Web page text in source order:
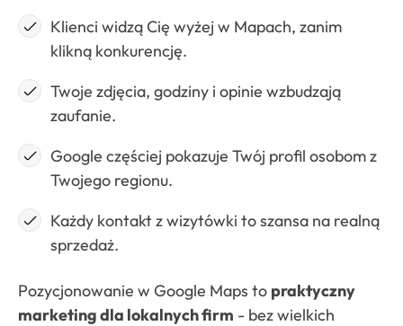
Klienci widzą Cię wyżej w Mapach, zanim
klikną konkurencję.
Twoje zdjęcia, godziny i opinie wzbudzają
zaufanie.
Google częściej pokazuje Twój profil osobom z
Twojego regionu.
Każdy kontakt z wizytówki to szansa na realną
sprzedaż.
Pozycjonowanie w Google Maps to praktyczny
marketing dla lokalnych firm - bez wielkich